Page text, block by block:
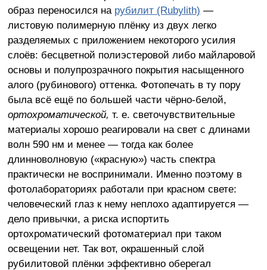
образ переносился на рубилит (Rubylith) —
листовую полимерную плёнку из двух легко
разделяемых с приложением некоторого усилия
слоёв: бесцветной полиэстеровой либо майларовой
основы и полупрозрачного покрытия насыщенного
алого (рубинового) оттенка. Фотопечать в ту пору
была всё ещё по большей части чёрно-белой,
ортохроматической, т. е. светочувствительные
материалы хорошо реагировали на свет с длинами
волн 590 нм и менее — тогда как более
длинноволновую («красную») часть спектра
практически не воспринимали. Именно поэтому в
фотолабораториях работали при красном свете:
человеческий глаз к нему неплохо адаптируется —
дело привычки, а риска испортить
ортохроматический фотоматериал при таком
освещении нет. Так вот, окрашенный слой
рубилитовой плёнки эффективно оберегал